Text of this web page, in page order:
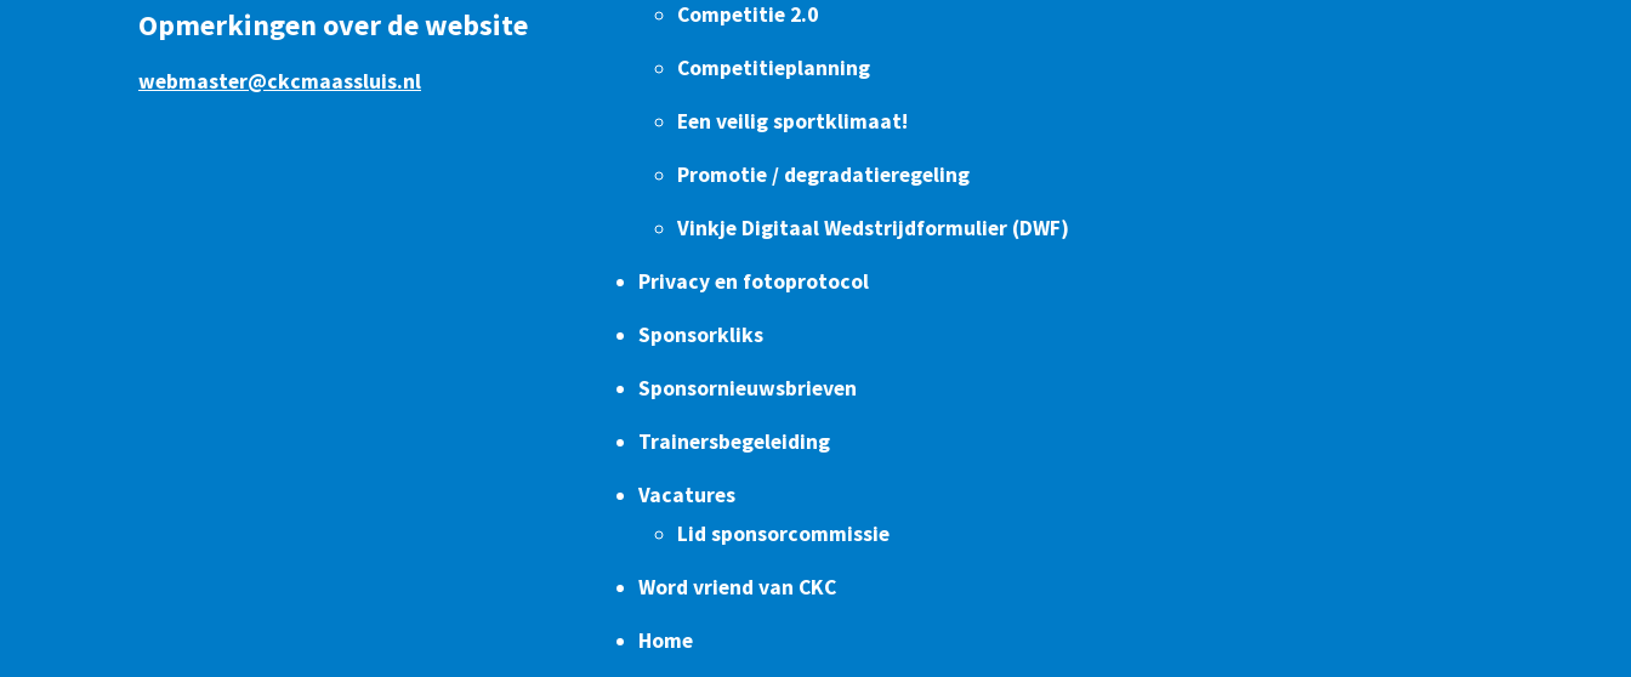
Opmerkingen over de website
webmaster@ckcmaassluis.nl
Competitie 2.0
Competitieplanning
Een veilig sportklimaat!
Promotie / degradatieregeling
Vinkje Digitaal Wedstrijdformulier (DWF)
Privacy en fotoprotocol
Sponsorkliks
Sponsornieuwsbrieven
Trainersbegeleiding
Vacatures
Lid sponsorcommissie
Word vriend van CKC
Home